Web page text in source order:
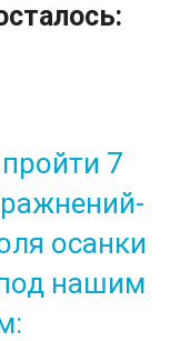
7
осанки
нашим